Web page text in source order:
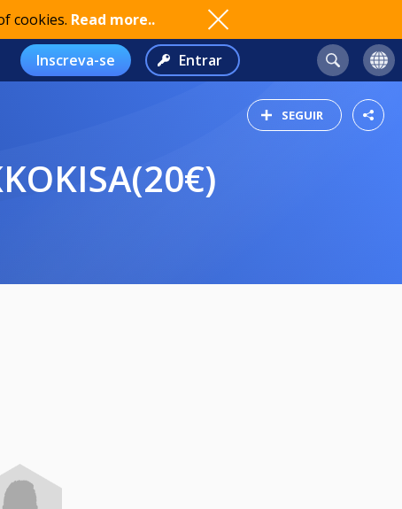
cookies. Read more..
Inscreva-se Entrar
SEGUIR